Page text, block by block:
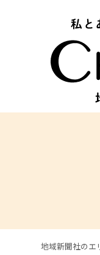
地域新聞社のエ